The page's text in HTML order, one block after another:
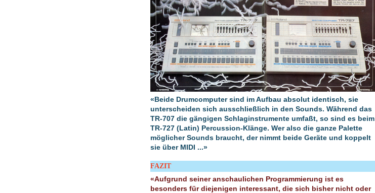
«Beide Drumcomputer sind im Aufbau absolut identisch, sie
unterscheiden sich ausschließlich in den Sounds. Während das
TR-707 die gängigen Schlaginstrumente umfaßt, so sind es beim
TR-727 (Latin) Percussion-Klänge. Wer also die ganze Palette
möglicher Sounds braucht, der nimmt beide Geräte und koppelt
sie über MIDI ...»
FAZIT
«Aufgrund seiner anschaulichen Programmierung ist es
besonders für diejenigen interessant, die sich bisher nicht oder